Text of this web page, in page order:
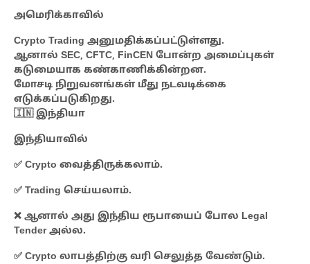
அமெரிக்காவில்
Crypto Trading அனுமதிக்கப்பட்டுள்ளது.
ஆனால் SEC, CFTC, FinCEN போன்ற அமைப்புகள்
கடுமையாக கண்காணிக்கின்றன.
மோசடி நிறுவனங்கள் மீது நடவடிக்கை
எடுக்கப்படுகிறது.
🇮🇳 இந்தியா
இந்தியாவில்
✅ Crypto வைத்திருக்கலாம்.
✅ Trading செய்யலாம்.
❌ ஆனால் அது இந்திய ரூபாயைப் போல Legal
Tender அல்ல.
✅ Crypto லாபத்திற்கு வரி செலுத்த வேண்டும்.